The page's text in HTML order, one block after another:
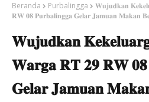
Beranda Purbalingga
𝐖𝐮𝐣𝐮𝐝𝐤𝐚𝐧
𝐑𝐖 𝟎𝟖 𝐏𝐮𝐫𝐛𝐚𝐥𝐢𝐧𝐠𝐠𝐚 𝐆𝐞𝐥𝐚𝐫 𝐉𝐚𝐦𝐮𝐚𝐧 𝐌𝐚𝐤𝐚𝐧
𝐖𝐮𝐣𝐮𝐝𝐤𝐚𝐧
𝐖𝐚𝐫𝐠𝐚 𝐑𝐓 𝟐𝟗 𝐑𝐖 𝟎𝟖
𝐆𝐞𝐥𝐚𝐫 𝐉𝐚𝐦𝐮𝐚𝐧